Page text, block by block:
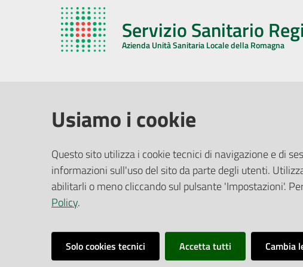
Servizio Sanitario
Azienda Unità Sanitaria Locale della Romagna
Via De Gasperi, 8 - 48121 Ravenna (RA)
CF/P.IVA:02483810392
PEC:
azienda@pec.auslromagna.it
Ufficio Relazioni
Riferimenti per
Usiamo i cookie
Questo sito utilizza i cookie tecnici di navigazione e di
informazioni sull'uso del sito da parte degli utenti.
abilitarli o meno cliccando sul pulsante 'Impostazioni'.
Policy.
Solo cookies tecnici Accetta tutti Cambia